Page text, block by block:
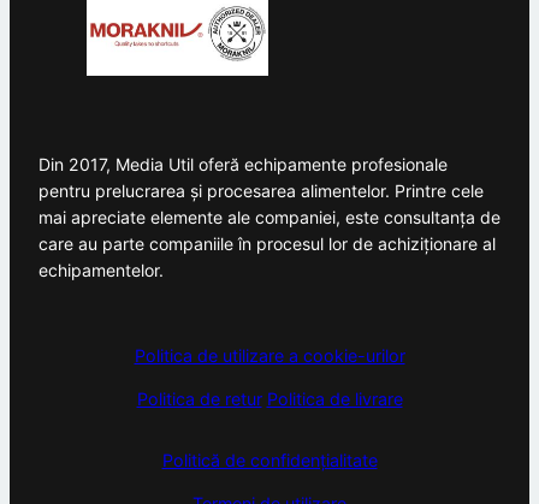
Din 2017, Media Util oferă echipamente profesionale
pentru prelucrarea și procesarea alimentelor. Printre cele
mai apreciate elemente ale companiei, este consultanța de
care au parte companiile în procesul lor de achiziționare al
echipamentelor.
Politica de utilizare a cookie-urilor
Politica de retur Politica de livrare
Politică de confidențialitate